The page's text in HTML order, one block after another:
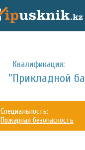
Квалификация:
"Прикладной
Специальность:
Пожарная безопасность